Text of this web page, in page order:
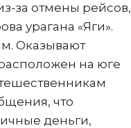
за отмены рейсов,
урагана «Яги».
Оказывают
на юге
что
деньги,